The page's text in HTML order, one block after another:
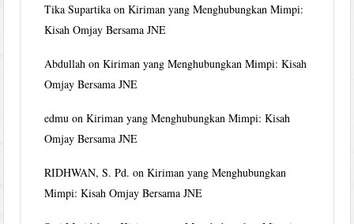
Tika Supartika onKiriman yang Menghubungkan Mimpi:
Kisah Omjay Bersama JNE
Abdullah onKiriman yang Menghubungkan Mimpi: Kisah
Omjay Bersama JNE
edmu onKiriman yang Menghubungkan Mimpi: Kisah
Omjay Bersama JNE
RIDHWAN, S. Pd. onKiriman yang Menghubungkan
Mimpi: Kisah Omjay Bersama JNE